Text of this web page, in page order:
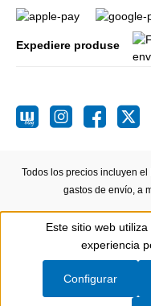
Expediere produse
Todos los precios incluyen el
gastos de envío, a
Show toolbar
Este sitio web
experiencia
Configurar